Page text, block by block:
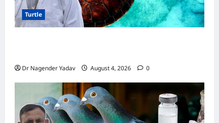
Turtle
Dr Nagender Yadav August 4, 2026 0